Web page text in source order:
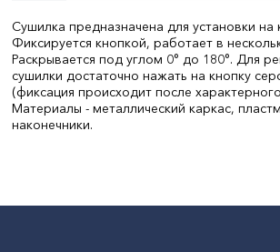
Сушилка предназначена для установки на
Фиксируется кнопкой, работает в
Раскрывается под углом 0° до 180°. Для
сушилки достаточно нажать на кнопку
(фиксация происходит после
Материалы - металлический каркас,
наконечники.